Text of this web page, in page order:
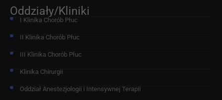
Oddziały/Kliniki
I Klinika Chorób Płuc
II Klinika Chorób Płuc
III Klinika Chorób Płuc
Klinika Chirurgii
Oddział Anestezjologii i Intensywnej Terapii